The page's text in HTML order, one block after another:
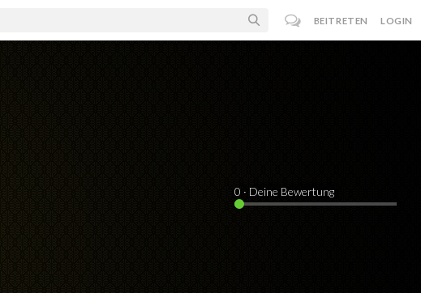
BEITRETEN LOGIN
0 · Deine Bewertung